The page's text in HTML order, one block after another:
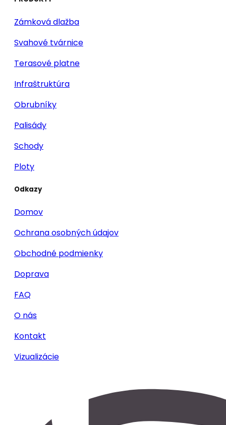
Zámková dlažba
Svahové tvárnice
Terasové platne
Infraštruktúra
Obrubníky
Palisády
Schody
Ploty
Odkazy
Domov
Ochrana osobných údajov
Obchodné podmienky
Doprava
FAQ
O nás
Kontakt
Vizualizácie